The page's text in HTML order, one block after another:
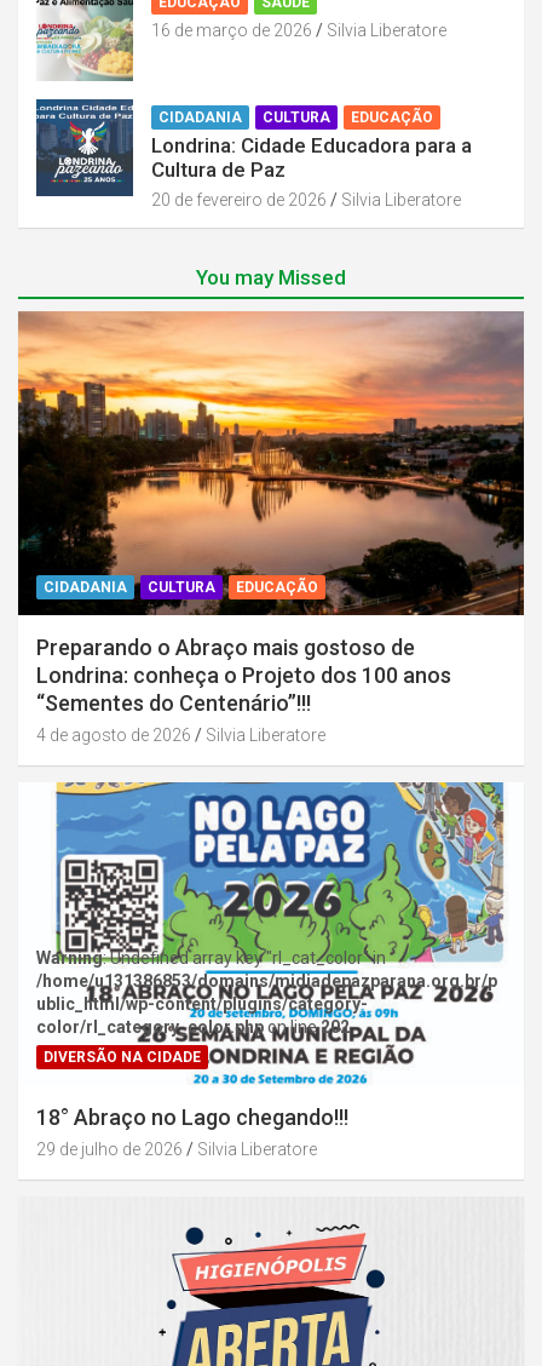
16 de março de 2026 Silvia Liberatore
CIDADANIA CULTURA EDUCAÇÃO
Londrina: Cidade Educadora para a
Cultura de Paz
20 de fevereiro de 2026 Silvia Liberatore
You may Missed
CIDADANIA CULTURA EDUCAÇÃO
Preparando o Abraço mais gostoso de
Londrina: conheça o Projeto dos 100 anos
“Sementes do Centenário”!!!
4 de agosto de 2026 Silvia Liberatore
Warning: Undefined array key "rl_cat_color" in
/home/u131386853/domains/midiadepazparana.org.br/p
ublic_html/wp-content/plugins/category-
color/rl_category_color.phpon line202
DIVERSÃO NA CIDADE
18° Abraço no Lago chegando!!!
29 de julho de 2026 Silvia Liberatore